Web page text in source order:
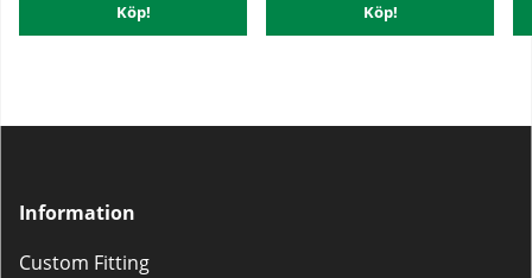
Köp! Köp!
Information
Custom Fitting